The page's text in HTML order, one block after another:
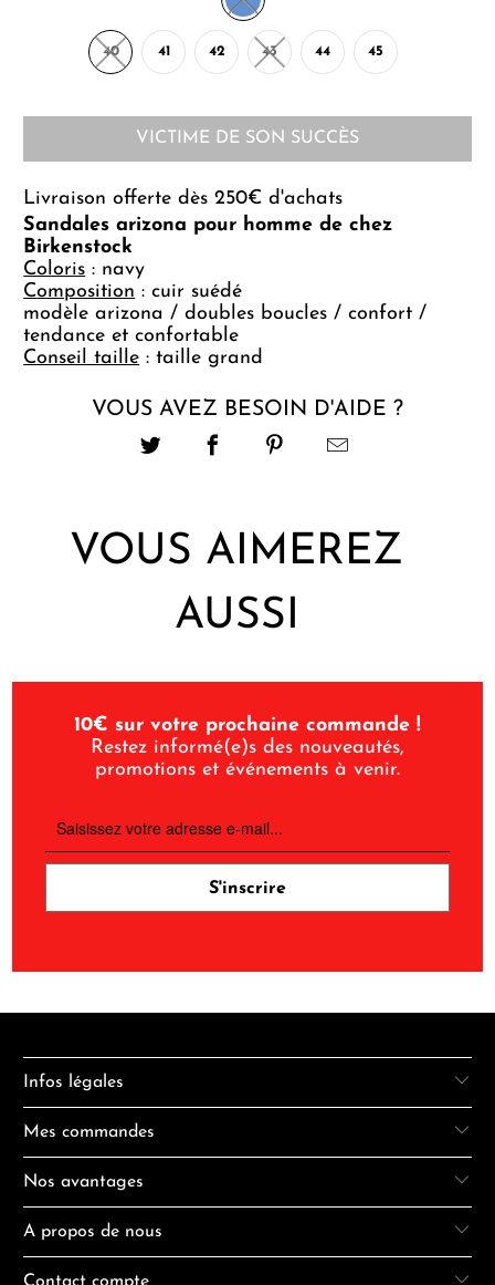
40 41 42 43 44 45
VICTIME DE SON SUCCÈS
Livraison offerte dès 250€ d'achats
Sandales arizona pour homme de chez
Birkenstock
Coloris : navy
Composition : cuir suédé
modèle arizona / doubles boucles / confort /
tendance et confortable
Conseil taille : taille grand
VOUS AVEZ BESOIN D'AIDE ?
VOUS AIMEREZ
AUSSI
10€ sur votre prochaine commande !
Restez informé(e)s des nouveautés,
promotions et événements à venir.
Infos légales
Mes commandes
Nos avantages
A propos de nous